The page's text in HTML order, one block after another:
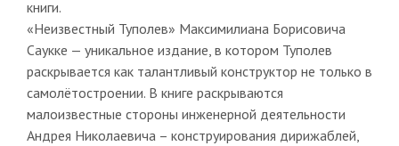
книги.
«Неизвестный Туполев» Максимилиана Борисовича
Саукке — уникальное издание, в котором Туполев
раскрывается как талантливый конструктор не только в
самолётостроении. В книге раскрываются
малоизвестные стороны инженерной деятельности
Андрея Николаевича – конструирования дирижаблей,